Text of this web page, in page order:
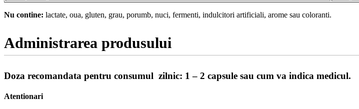
Nu contine: lactate, oua, gluten, grau, porumb, nuci, fermenti, indulcitori artificiali, arome sau coloranti.
Administrarea produsului
Doza recomandata pentru consumul zilnic: 1 – 2 capsule sau cum va indica medicul.
Atentionari